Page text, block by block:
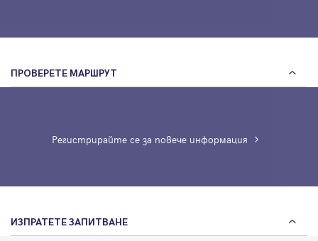
ПРОВЕРЕТЕ МАРШРУТ
Регистрирайте се за повече информация
ИЗПРАТЕТЕ ЗАПИТВАНЕ